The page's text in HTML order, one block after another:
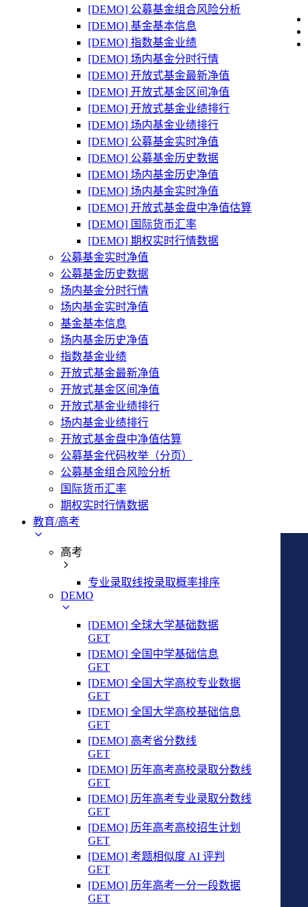
[DEMO] 公募基金组合风险分析
[DEMO] 基金基本信息
[DEMO] 指数基金业绩
[DEMO] 场内基金分时行情
[DEMO] 开放式基金最新净值
[DEMO] 开放式基金区间净值
[DEMO] 开放式基金业绩排行
[DEMO] 场内基金业绩排行
[DEMO] 公募基金实时净值
[DEMO] 公募基金历史数据
[DEMO] 场内基金历史净值
[DEMO] 场内基金实时净值
[DEMO] 开放式基金盘中净值估算
[DEMO] 国际货币汇率
[DEMO] 期权实时行情数据
公募基金实时净值
公募基金历史数据
场内基金分时行情
场内基金实时净值
基金基本信息
场内基金历史净值
指数基金业绩
开放式基金最新净值
开放式基金区间净值
开放式基金业绩排行
场内基金业绩排行
开放式基金盘中净值估算
公募基金代码枚举（分页）
公募基金组合风险分析
国际货币汇率
期权实时行情数据
教育/高考
高考
专业录取线按录取概率排序
DEMO
[DEMO] 全球大学基础数据
GET
[DEMO] 全国中学基础信息
GET
[DEMO] 全国大学高校专业数据
GET
[DEMO] 全国大学高校基础信息
GET
[DEMO] 高考省分数线
GET
[DEMO] 历年高考高校录取分数线
GET
[DEMO] 历年高考专业录取分数线
GET
[DEMO] 历年高考高校招生计划
GET
[DEMO] 考题相似度 AI 评判
GET
[DEMO] 历年高考一分一段数据
GET